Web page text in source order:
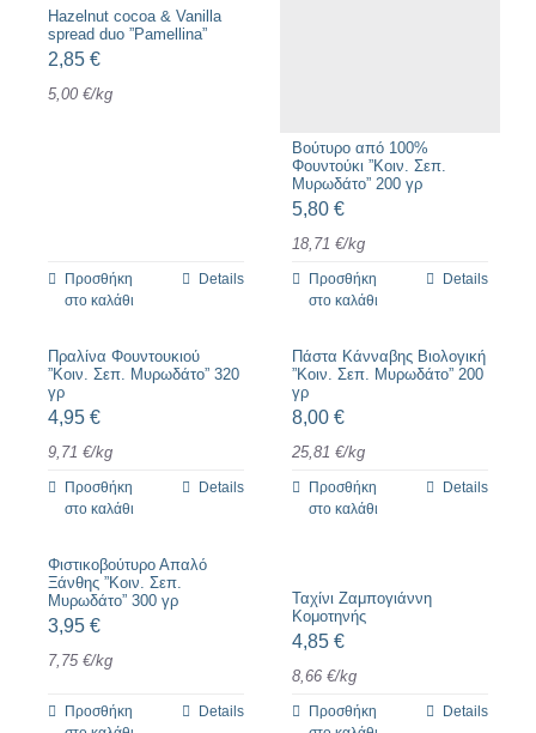
Hazelnut cocoa & Vanilla
spread duo ”Pamellina”
2,85 €
5,00 €/kg
Προσθήκη
στο καλάθι
Details
Βούτυρο από 100%
Φουντούκι ”Κοιν. Σεπ.
Μυρωδάτο” 200 γρ
5,80 €
18,71 €/kg
Προσθήκη
στο καλάθι
Details
Πραλίνα Φουντουκιού
”Κοιν. Σεπ. Μυρωδάτο” 320
γρ
4,95 €
9,71 €/kg
Προσθήκη
στο καλάθι
Details
Πάστα Κάνναβης Βιολογική
”Κοιν. Σεπ. Μυρωδάτο” 200
γρ
8,00 €
25,81 €/kg
Προσθήκη
στο καλάθι
Details
Φιστικοβούτυρο Απαλό
Ξάνθης ”Κοιν. Σεπ.
Μυρωδάτο” 300 γρ
3,95 €
7,75 €/kg
Προσθήκη
Details
Ταχίνι Ζαμπογιάννη
Κομοτηνής
4,85 €
8,66 €/kg
Προσθήκη
Details